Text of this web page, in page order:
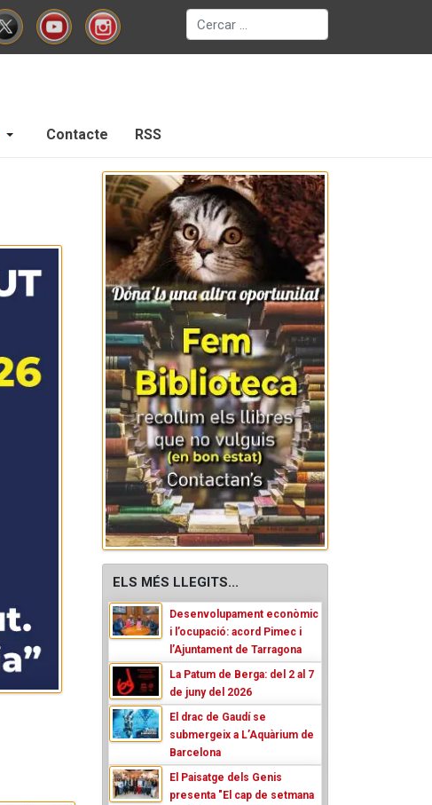
Cerca
Contacte RSS
ELS MÉS LLEGITS...
Desenvolupament econòmic
i l’ocupació: acord Pimec i
l’Ajuntament de Tarragona
La Patum de Berga: del 2 al 7
de juny del 2026
El drac de Gaudí se
submergeix a L’Aquàrium de
Barcelona
El Paisatge dels Genis
presenta "El cap de setmana